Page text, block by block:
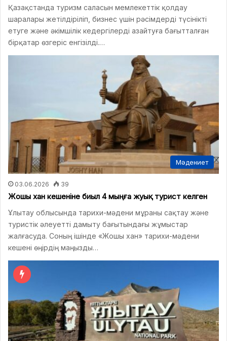
Қазақстанда туризм саласын мемлекеттік қолдау
шаралары жетілдіріліп, бизнес үшін рәсімдерді түсінікті
етуге және әкімшілік кедергілерді азайтуға бағытталған
бірқатар өзгеріс енгізілді.…
Мәдениет
03.06.2026 39
Жошы хан кешеніне биыл 4 мыңға жуық турист келген
Ұлытау облысында тарихи-мәдени мұраны сақтау және
туристік әлеуетті дамыту бағытындағы жұмыстар
жалғасуда. Соның ішінде «Жошы хан» тарихи-мәдени
кешені өңірдің маңызды…